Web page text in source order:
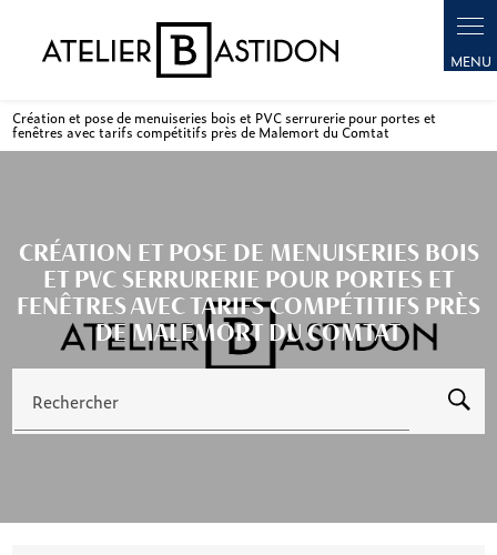
Création et pose de menuiseries bois et PVC serrurerie pour portes et
fenêtres avec tarifs compétitifs près de Malemort du Comtat
CRÉATION ET POSE DE MENUISERIES BOIS
ET PVC SERRURERIE POUR PORTES ET
FENÊTRES AVEC TARIFS COMPÉTITIFS PRÈS
DE MALEMORT DU COMTAT
Rechercher